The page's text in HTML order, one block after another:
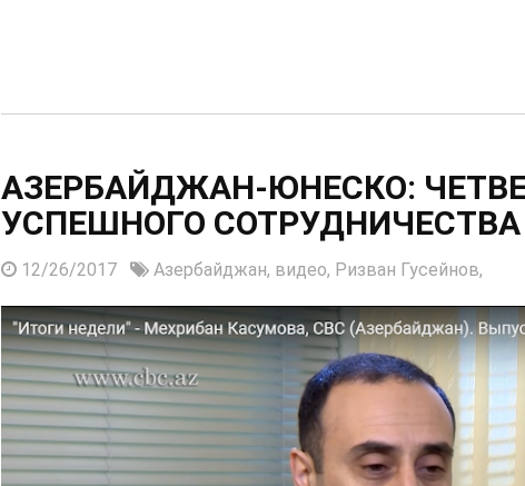
АЗЕРБАЙДЖАН-ЮНЕСКО:
УСПЕШНОГО СОТРУДНИЧЕСТВА
12/26/2017 Азербайджан, видео, Ризван Гусейнов,